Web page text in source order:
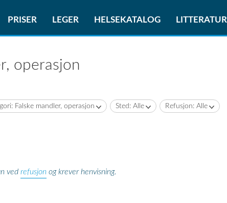
PRISER LEGER HELSEKATALOG LITTERATUR
operasjon
Falske mandler, operasjon Sted: Alle Refusjon: Alle
ved refusjon og krever henvisning.